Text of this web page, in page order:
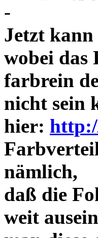
-
Jetzt kann
wobei das
farbrein
nicht sein
hier:
nämlich,
daß die
weit